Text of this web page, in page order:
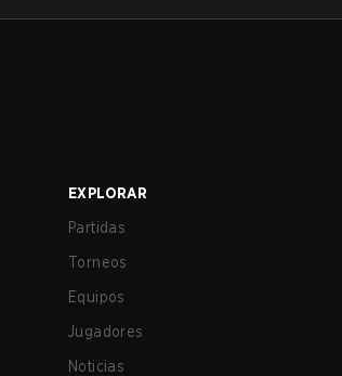
EXPLORAR
Partidas
Torneos
Equipos
Jugadores
Noticias